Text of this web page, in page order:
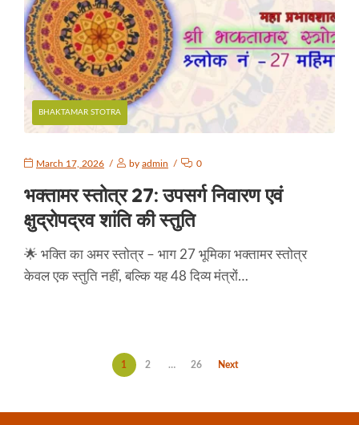
BHAKTAMAR STOTRA
March 17, 2026 by admin 0
भक्तामर स्तोत्र 27: उपसर्ग निवारण एवं
क्षुद्रोपद्रव शांति की स्तुति
🌟 भक्ति का अमर स्तोत्र – भाग 27 भूमिका भक्तामर स्तोत्र
केवल एक स्तुति नहीं, बल्कि यह 48 दिव्य मंत्रों…
1 2 … 26 Next